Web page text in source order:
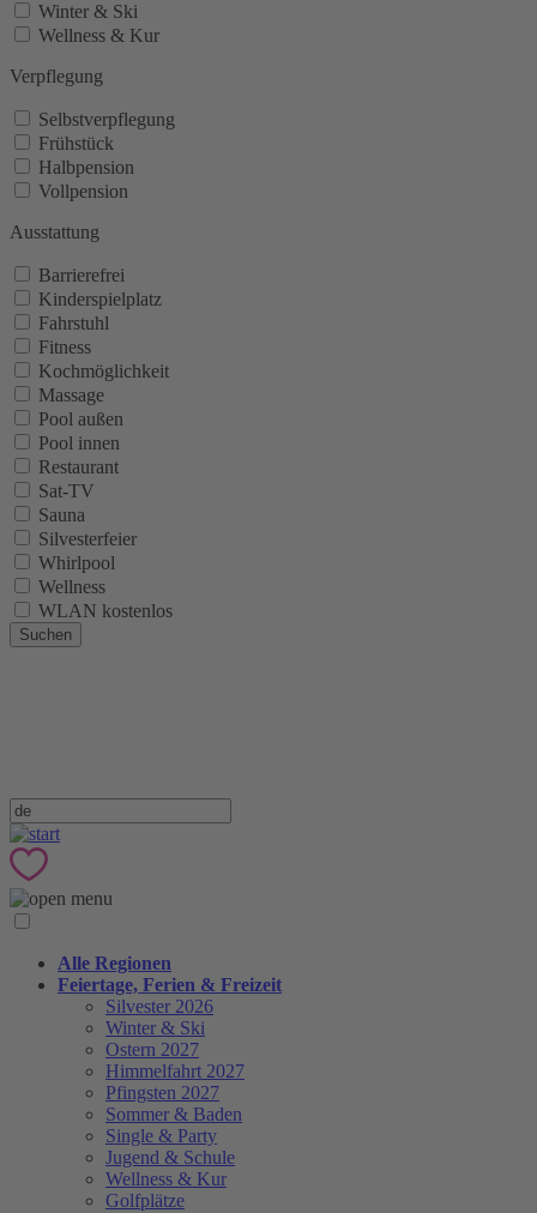
Winter & Ski
Wellness & Kur
Verpflegung
Selbstverpflegung
Frühstück
Halbpension
Vollpension
Ausstattung
Barrierefrei
Kinderspielplatz
Fahrstuhl
Fitness
Kochmöglichkeit
Massage
Pool außen
Pool innen
Restaurant
Sat-TV
Sauna
Silvesterfeier
Whirlpool
Wellness
WLAN kostenlos
Suchen
Alle Regionen
Feiertage, Ferien & Freizeit
Silvester 2026
Winter & Ski
Ostern 2027
Himmelfahrt 2027
Pfingsten 2027
Sommer & Baden
Single & Party
Jugend & Schule
Wellness & Kur
Golfplätze